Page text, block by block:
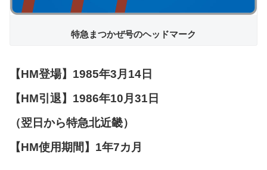
特急まつかぜ号のヘッドマーク
【HM登場】1985年3月14日
【HM引退】1986年10月31日
（翌日から特急北近畿）
【HM使用期間】1年7カ月